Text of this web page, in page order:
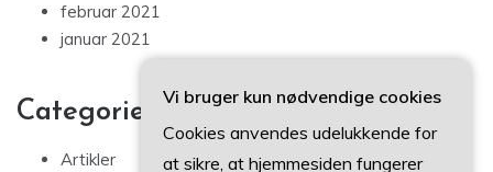
februar 2021
januar 2021
Categories
Artikler
Vi bruger kun nødvendige cookies
Cookies anvendes udelukkende for
at sikre, at hjemmesiden fungerer